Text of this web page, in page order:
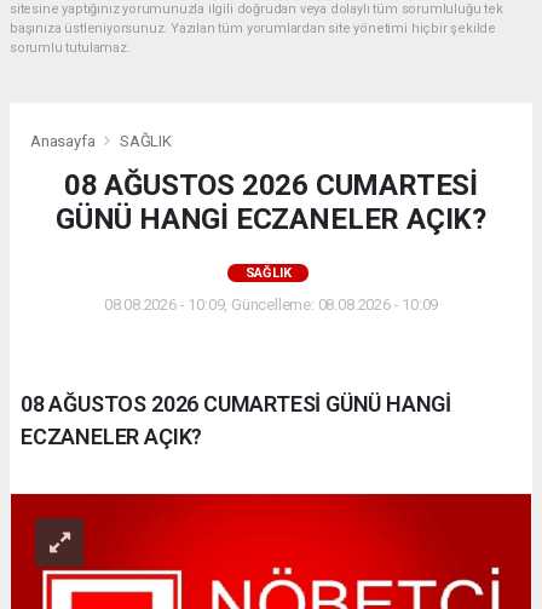
sitesine yaptığınız yorumunuzla ilgili doğrudan veya dolaylı tüm sorumluluğu tek
başınıza üstleniyorsunuz. Yazılan tüm yorumlardan site yönetimi hiçbir şekilde
sorumlu tutulamaz.
Anasayfa SAĞLIK
08 AĞUSTOS 2026 CUMARTESİ
GÜNÜ HANGİ ECZANELER AÇIK?
SAĞLIK
08.08.2026 - 10:09, Güncelleme: 08.08.2026 - 10:09
08 AĞUSTOS 2026 CUMARTESİ GÜNÜ HANGİ
ECZANELER AÇIK?